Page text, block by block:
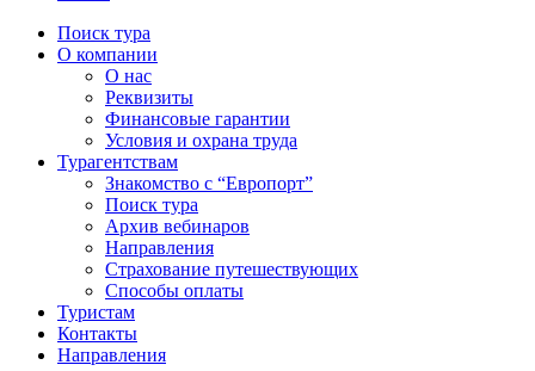
Поиск тура
О компании
О нас
Реквизиты
Финансовые гарантии
Условия и охрана труда
Турагентствам
Знакомство с “Европорт”
Поиск тура
Архив вебинаров
Направления
Страхование путешествующих
Способы оплаты
Туристам
Контакты
Направления